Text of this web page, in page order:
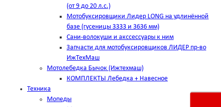
(от 9 до 20 л.с.)
Мотобуксировщики Лидер LONG на удлинённой
базе (гусеницы 3333 и 3636 мм)
Сани-волокуши и акссессуары к ним
Запчасти для мотобуксировщиков ЛИДЕР пр-во
ИжТехМаш
Мотолебедка Бычок (Ижтехмаш)
КОМПЛЕКТЫ Лебедка + Навесное
Техника
Мопеды